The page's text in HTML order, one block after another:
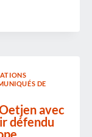
DE
avec
défendu